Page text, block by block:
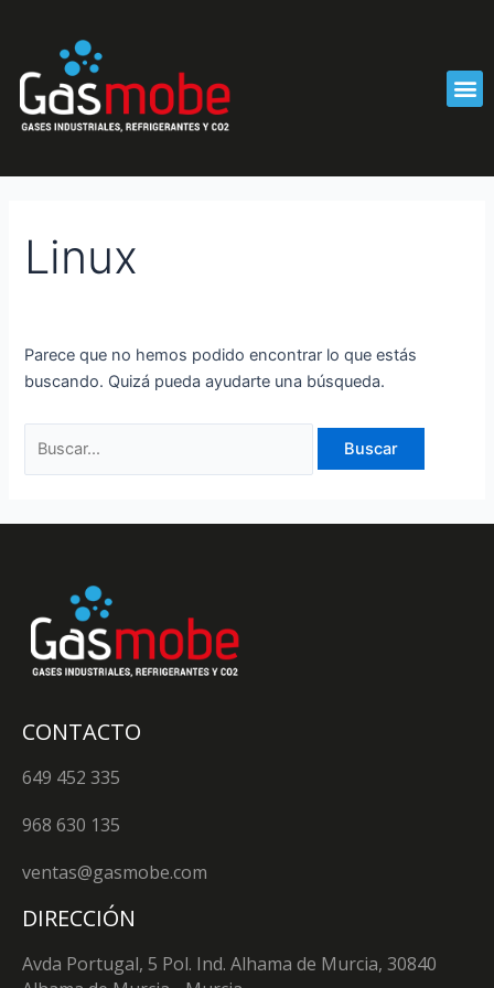
contenido
Linux
Parece que no hemos podido encontrar lo que estás
buscando. Quizá pueda ayudarte una búsqueda.
CONTACTO
649 452 335
968 630 135
ventas@gasmobe.com
DIRECCIÓN
Avda Portugal, 5 Pol. Ind. Alhama de Murcia, 30840